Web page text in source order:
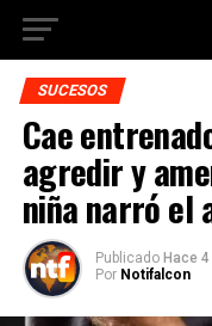
SUCESOS
Cae
agredir y
niña narró el
Publicado Hace
Por Notifalcon